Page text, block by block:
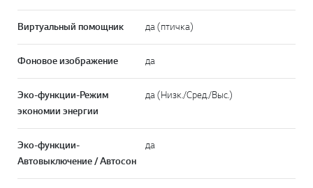
Виртуальный помощник да (птичка)
Фоновое изображение да
Эко-функции-Режим
экономии энергии
да (Низк./Сред./Выс.)
Эко-функции-
Автовыключение / Автосон
да